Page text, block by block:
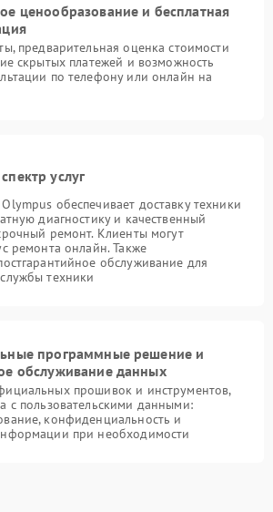
ценообразование и бесплатная
предварительная оценка стоимости
скрытых платежей и возможность
по телефону или онлайн на
услуг
обеспечивает доставку техники
диагностику и качественный
ремонт. Клиенты могут
ремонта онлайн. Также
обслуживание для
техники
программные решение и
обслуживание данных
прошивок и инструментов,
с пользовательскими данными:
конфиденциальность и
при необходимости